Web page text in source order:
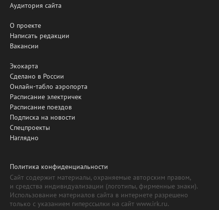
Аудитория сайта
О проекте
Написать редакции
Вакансии
Экокарта
Сделано в России
Онлайн-табло аэропорта
Расписание электричек
Расписание поездов
Подписка на новости
Спецпроекты
Наглядно
Политика конфиденциальности
Сайт содержит материалы, охраняемые авторским правом,
и средства индивидуализации (логотипы, фирменные знаки).
Использование материалов сайта в интернете разрешено
только с указанием гиперссылки на сайт www.irk.ru.